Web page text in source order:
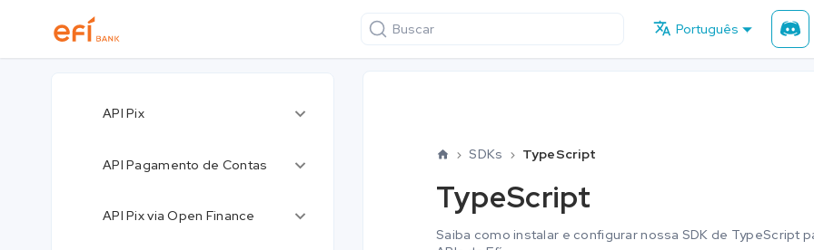
Buscar Português
API Pix
API Pagamento de Contas
API Pix via Open Finance
SDKs TypeScript
TypeScript
Saiba como instalar e configurar nossa SDK de TypeScript